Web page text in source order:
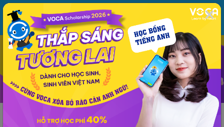
MENU ĐĂNG NHẬP
Từ vựng Ngữ pháp Mẫu câu Học phát âm Luyện viết